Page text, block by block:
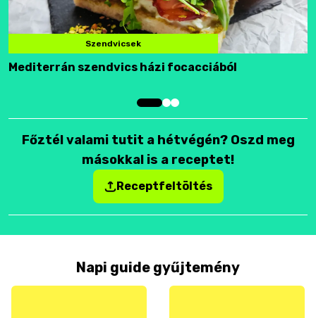
Szendvicsek
Mediterrán szendvics házi focacciából
Főztél valami tutit a hétvégén? Oszd meg
másokkal is a receptet!
Receptfeltöltés
Napi guide gyűjtemény